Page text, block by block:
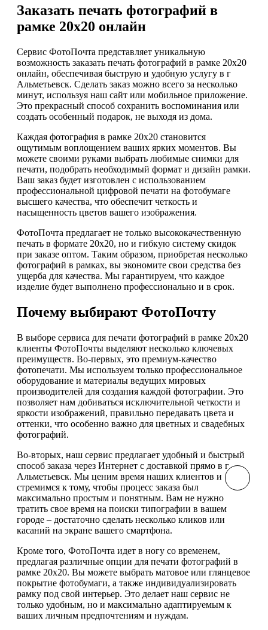
Заказать печать фотографий в
рамке 20х20 онлайн
Сервис ФотоПочта представляет уникальную
возможность заказать печать фотографий в рамке 20х20
онлайн, обеспечивая быструю и удобную услугу в г
Альметьевск. Сделать заказ можно всего за несколько
минут, используя наш сайт или мобильное приложение.
Это прекрасный способ сохранить воспоминания или
создать особенный подарок, не выходя из дома.
Каждая фотография в рамке 20х20 становится
ощутимым воплощением ваших ярких моментов. Вы
можете своими руками выбрать любимые снимки для
печати, подобрать необходимый формат и дизайн рамки.
Ваш заказ будет изготовлен с использованием
профессиональной цифровой печати на фотобумаге
высшего качества, что обеспечит четкость и
насыщенность цветов вашего изображения.
ФотоПочта предлагает не только высококачественную
печать в формате 20х20, но и гибкую систему скидок
при заказе оптом. Таким образом, приобретая несколько
фотографий в рамках, вы экономите свои средства без
ущерба для качества. Мы гарантируем, что каждое
изделие будет выполнено профессионально и в срок.
Почему выбирают ФотоПочту
В выборе сервиса для печати фотографий в рамке 20х20
клиенты ФотоПочты выделяют несколько ключевых
преимуществ. Во-первых, это премиум-качество
фотопечати. Мы используем только профессиональное
оборудование и материалы ведущих мировых
производителей для создания каждой фотографии. Это
позволяет нам добиваться исключительной четкости и
яркости изображений, правильно передавать цвета и
оттенки, что особенно важно для цветных и свадебных
фотографий.
Во-вторых, наш сервис предлагает удобный и быстрый
способ заказа через Интернет с доставкой прямо в г
Альметьевск. Мы ценим время наших клиентов и
стремимся к тому, чтобы процесс заказа был
максимально простым и понятным. Вам не нужно
тратить свое время на поиски типографии в вашем
городе – достаточно сделать несколько кликов или
касаний на экране вашего смартфона.
Кроме того, ФотоПочта идет в ногу со временем,
предлагая различные опции для печати фотографий в
рамке 20х20. Вы можете выбрать матовое или глянцевое
покрытие фотобумаги, а также индивидуализировать
рамку под свой интерьер. Это делает наш сервис не
только удобным, но и максимально адаптируемым к
ваших личным предпочтениям и нуждам.